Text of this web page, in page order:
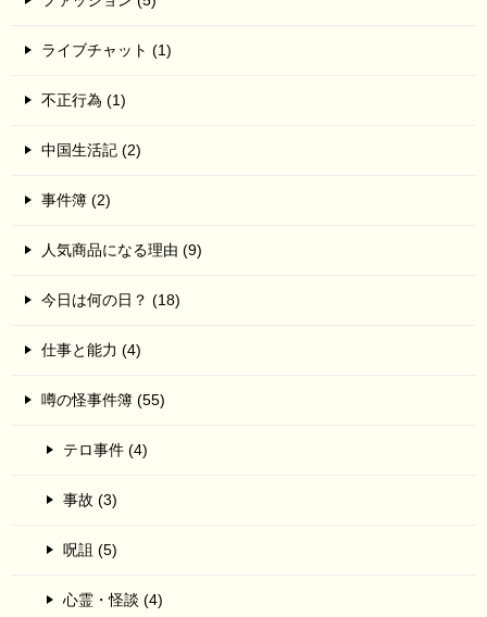
ライブチャット (1)
不正行為 (1)
中国生活記 (2)
事件簿 (2)
人気商品になる理由 (9)
今日は何の日？ (18)
仕事と能力 (4)
噂の怪事件簿 (55)
テロ事件 (4)
事故 (3)
呪詛 (5)
心霊・怪談 (4)